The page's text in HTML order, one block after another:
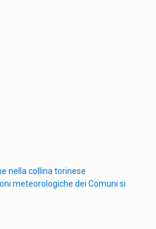
nella collina torinese
meteorologiche dei Comuni si